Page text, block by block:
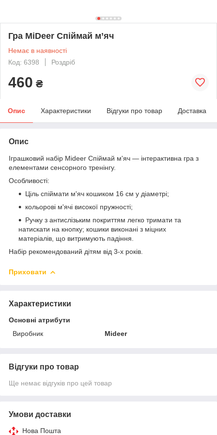
Гра MiDeer Спіймай м’яч
Немає в наявності
Код: 6398
Роздріб
460 ₴
Опис Характеристики Відгуки про товар Доставка
Опис
Іграшковий набір Mideer Спіймай м'яч — інтерактивна гра з
елементами сенсорного тренінгу.
Особливості:
Ціль спіймати м'яч кошиком 16 см у діаметрі;
кольорові м'ячі високої пружності;
Ручку з антислізьким покриттям легко тримати та
натискати на кнопку; кошики виконані з міцних
матеріалів, що витримують падіння.
Набір рекомендований дітям від 3-х років.
Приховати
Характеристики
Основні атрибути
Виробник
Mideer
Відгуки про товар
Ще немає відгуків про цей товар
Умови доставки
Нова Пошта